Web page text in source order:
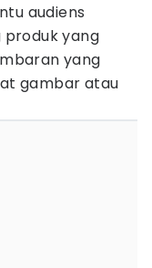
audiens
yang
yang
gambar atau